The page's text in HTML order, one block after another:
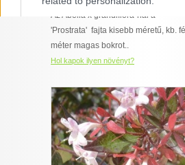
I want to allow Google to enable
related to security, including
functionality and fraud
CONFIRM
Az Abelia x grandiflora-nál a
'Prostrata' fajta kisebb méretű, kb. fél
méter magas bokrot..
Hol kapok ilyen növényt?